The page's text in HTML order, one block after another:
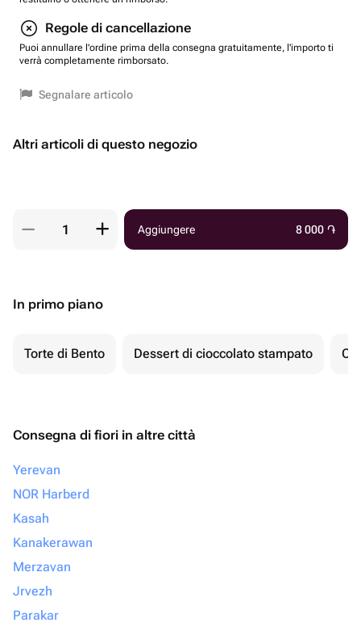
Regole di cancellazione
Puoi annullare l'ordine prima della consegna gratuitamente, l'importo ti
verrà completamente rimborsato.
Segnalare articolo
Altri articoli di questo negozio
Aggiungere 8 000 ֏
In primo piano
Torte di Bento Dessert di cioccolato stampato
Consegna di fiori in altre città
Yerevan
NOR Harberd
Kasah
Kanakerawan
Merzavan
Jrvezh
Parakar